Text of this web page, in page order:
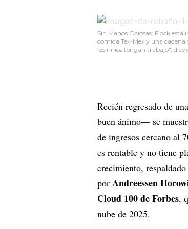
Sin Manos Ociosas: Flock
comida Tex-Mex y una
los niños tengan trabajo", dice
Recién regresado de
buen ánimo— se
de ingresos cercano al
es rentable y no tiene
crecimiento,
por Andreessen
Cloud 100 de Forbes,
nube de 2025.